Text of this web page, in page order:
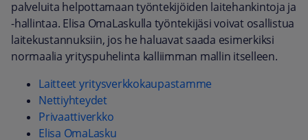
palveluita helpottamaan työntekijöiden laitehankintoja ja
-hallintaa. Elisa OmaLaskulla työntekijäsi voivat osallistua
laitekustannuksiin, jos he haluavat saada esimerkiksi
normaalia yrityspuhelinta kalliimman mallin itselleen.
Laitteet yritysverkkokaupastamme
Nettiyhteydet
Privaattiverkko
Elisa OmaLasku